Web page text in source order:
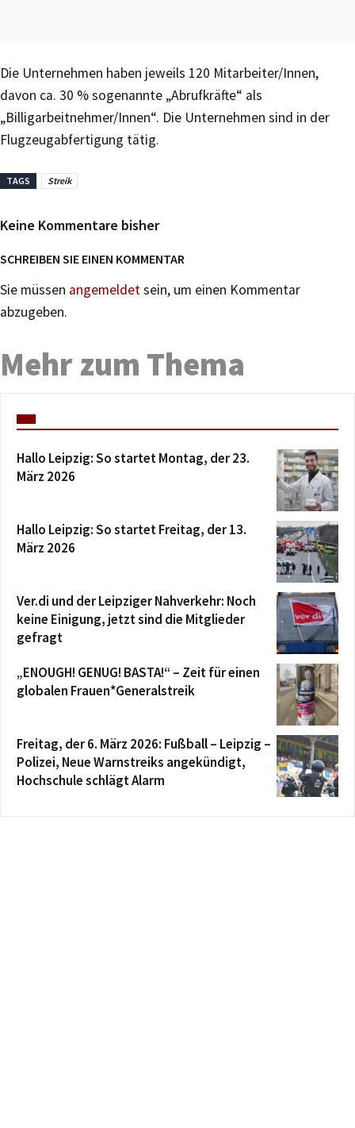
Die Unternehmen haben jeweils 120 Mitarbeiter/Innen,
davon ca. 30 % sogenannte „Abrufkräfte“ als
„Billigarbeitnehmer/Innen“. Die Unternehmen sind in der
Flugzeugabfertigung tätig.
TAGS Streik
Keine Kommentare bisher
SCHREIBEN SIE EINEN KOMMENTAR
Sie müssen angemeldetsein, um einen Kommentar
abzugeben.
Mehr zum Thema
Hallo Leipzig: So startet Montag, der 23.
März 2026
Hallo Leipzig: So startet Freitag, der 13.
März 2026
Ver.di und der Leipziger Nahverkehr: Noch
keine Einigung, jetzt sind die Mitglieder
gefragt
„ENOUGH! GENUG! BASTA!“ – Zeit für einen
globalen Frauen*Generalstreik
Freitag, der 6. März 2026: Fußball – Leipzig –
Polizei, Neue Warnstreiks angekündigt,
Hochschule schlägt Alarm